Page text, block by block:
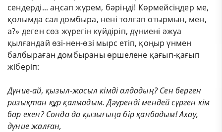
сендерді... аңсап жүрем, бәріңді! Көрмейсіңдер ме,
қолымда сал домбыра, нені толғап отырмын, мен,
а?» деген сөз жүрегін күйдіріп, дүниені әжуа
қылғандай өзі-нен-өзі мырс етіп, қоңыр үнмен
балбыраған домбыраны өршелене қағып-қағып
жіберіп:
Дүние-ай, қызыл-жасыл кімдіалдадың?Сен берген
ризықтан құр қалмадым. Дәуренді мендей сүрген кім
бар екен? Сонда да қызығыңа бір қанбадым! Ахау,
дүние жалған,